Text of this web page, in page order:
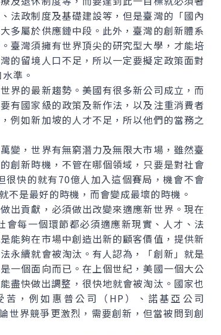
法政制度及基礎建設等，但是臺灣的「國內
多屬於供應鏈中段。此外，臺灣的創新體系
臺灣須擁有世界頂尖的研究型大學，才能培
的留境人口不足，所以一定要擬定政策面對
準。
的最新趨勢。美國有很多新公司成立，而
有國家級的政策及新作法，以及注重消費者
例如新加坡的人才不足，所以他們的當務之
，世界有無窮潛力及無限大市場，雖然臺
創新時機，不管在哪個領域，只要是對社會
快的就有70億人加入這個賽局，機會不會
是最好的時機，而會變成最壞的時機。
貢獻，必須做出改變來適應新世界。現在
每一個環節都必須適應新現實、人才、法
能夠在市場中創造出新的顧客價值，提供新
永續就會被淘汰。有人認為，「創新」就是
一個面向而已。在上個世紀，美國一個大公
盡快做出調整，很快地就會被淘汰。國家也
，例如惠普公司（HP）、諾基亞公司
世界競爭更激烈，需要創新，但當被問到創